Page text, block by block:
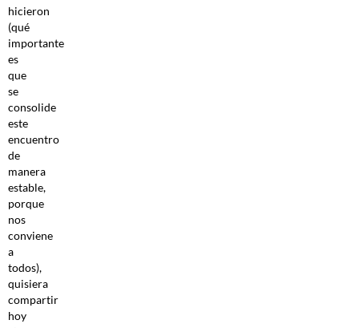
hicieron
(qué
importante
es
que
se
consolide
este
encuentro
de
manera
estable,
porque
nos
conviene
a
todos),
quisiera
compartir
hoy